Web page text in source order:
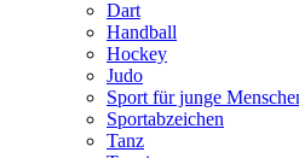
Dart
Handball
Hockey
Judo
Sport für junge
Sportabzeichen
Tanz